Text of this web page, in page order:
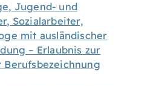
Jugend- und
Sozialarbeiter,
mit ausländischer
– Erlaubnis zur
Berufsbezeichnung